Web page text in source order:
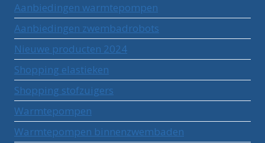
Aanbiedingen warmtepompen
Aanbiedingen zwembadrobots
Nieuwe producten 2024
Shopping elastieken
Shopping stofzuigers
Warmtepompen
Warmtepompen binnenzwembaden